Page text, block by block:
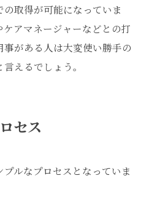
取得が可能になっていま
アマネージャーなどとの打
がある人は大変使い勝手の
えるでしょう。
セス
ルなプロセスとなっていま